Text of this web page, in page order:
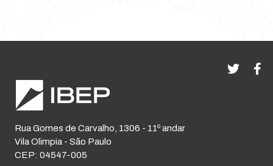
Rua Gomes de Carvalho, 1306 - 11º andar
Vila Olimpia - São Paulo
CEP: 04547-005